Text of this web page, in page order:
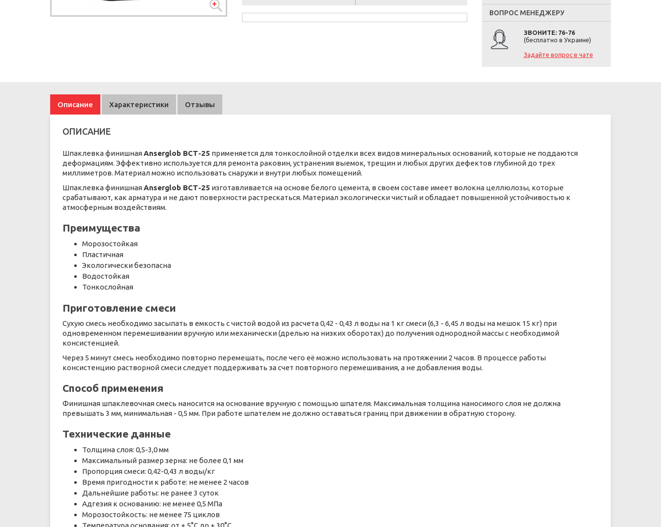
ВОПРОС МЕНЕДЖЕРУ
ЗВОНИТЕ: 76-76
(бесплатно в Украине)
Задайте вопрос в чате
Описание Характеристики Отзывы
ОПИСАНИЕ
Шпаклевка финишнаяAnserglob ВСТ-25 применяется для тонкослойной отделки всех видов минеральных оснований, которые не поддаются
деформациям. Эффективно используется для ремонта раковин, устранения выемок, трещин и любых других дефектов глубиной до трех
миллиметров. Материал можно использовать снаружи и внутри любых помещений.
Шпаклевка финишнаяAnserglob ВСТ-25 изготавливается на основе белого цемента, в своем составе имеет волокна целлюлозы, которые
срабатывают, как арматура и не дают поверхности растрескаться. Материал экологически чистый и обладает повышенной устойчивостью к
атмосферным воздействиям.
Преимущества
Морозостойкая
Пластичная
Экологически безопасна
Водостойкая
Тонкослойная
Приготовление смеси
Сухую смесь необходимо засыпать в емкость с чистой водой из расчета 0,42 - 0,43 л воды на 1 кг смеси (6,3 - 6,45 л воды на мешок 15 кг) при
одновременном перемешивании вручную или механически (дрелью на низких оборотах) до получения однородной массы с необходимой
консистенцией.
Через 5 минут смесь необходимо повторно перемешать, после чего её можно использовать на протяжении 2 часов. В процессе работы
консистенцию растворной смеси следует поддерживать за счет повторного перемешивания, а не добавления воды.
Способ применения
Финишная шпаклевочная смесь наносится на основание вручную с помощью шпателя. Максимальная толщина наносимого слоя не должна
превышать 3 мм, минимальная - 0,5 мм. При работе шпателем не должно оставаться границ при движении в обратную сторону.
Технические данные
Толщина слоя: 0,5-3,0 мм
Максимальный размер зерна: не более 0,1 мм
Пропорция смеси: 0,42-0,43 л воды/кг
Время пригодности к работе: не менее 2 часов
Дальнейшие работы: не ранее 3 суток
Адгезия к основанию: не менее 0,5 МПа
Морозостойкость: не менее 75 циклов
Температура основания: от + 5°С до + 30°С